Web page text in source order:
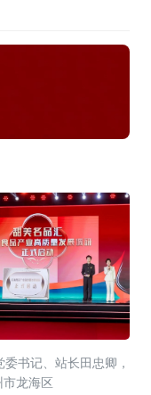
书记、站长田忠卿，
龙海区